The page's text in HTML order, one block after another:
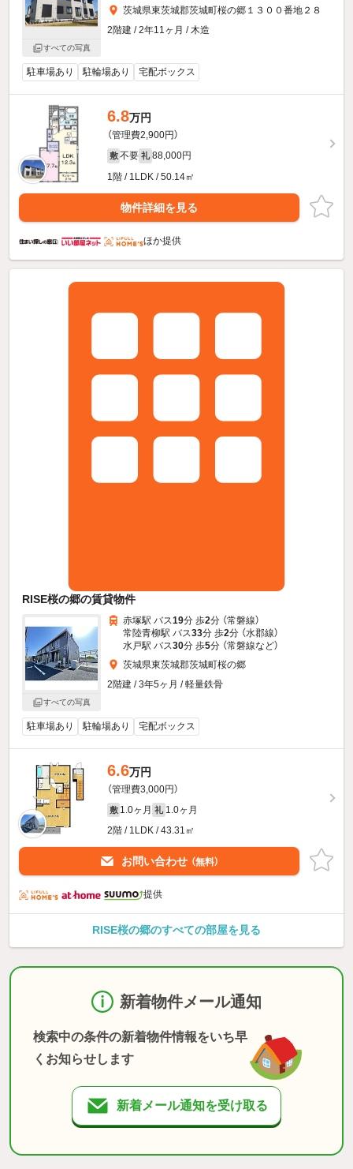
すべての写真
茨城県東茨城郡茨城町桜の郷１３００番地２８
2階建 / 2年11ヶ月 / 木造
駐車場あり 駐輪場あり 宅配ボックス
6.8万円
（管理費2,900円）
敷 不要 礼 88,000円
1階 / 1LDK / 50.14㎡
物件詳細を見る
ほか提供
RISE桜の郷の賃貸物件
すべての写真
赤塚駅 バス19分 歩2分 （常磐線）
常陸青柳駅 バス33分 歩2分 （水郡線）
水戸駅 バス30分 歩5分 （常磐線など）
茨城県東茨城郡茨城町桜の郷
2階建 / 3年5ヶ月 / 軽量鉄骨
駐車場あり 駐輪場あり 宅配ボックス
6.6万円
（管理費3,000円）
敷 1.0ヶ月 礼 1.0ヶ月
2階 / 1LDK / 43.31㎡
お問い合わせ （無料）
提供
RISE桜の郷のすべての部屋を見る
新着物件メール通知
検索中の条件の新着物件情報をいち早
くお知らせします
新着メール通知を受け取る